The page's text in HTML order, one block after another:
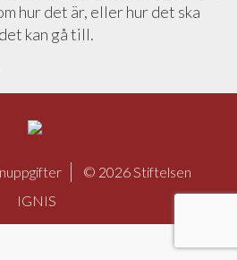
hur det är, eller hur det ska
kan gå till.
© 2026Stiftelsen
IGNIS